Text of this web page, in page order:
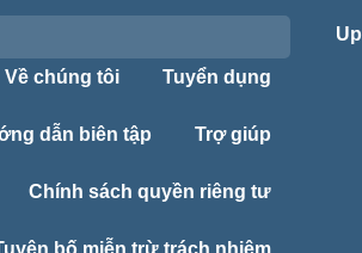
Về chúng tôi Tuyển dụng
dẫn biên tập Trợ giúp
Chính sách quyền riêng tư
Up